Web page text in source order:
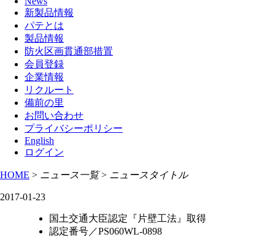
新製品情報
パテとは
製品情報
防火区画貫通部措置
会員登録
企業情報
リクルート
備前の里
お問い合わせ
プライバシーポリシー
English
ログイン
HOME > ニュース一覧 > ニュースタイトル
2017-01-23
国土交通大臣認定『片壁工法』取得
認定番号／PS060WL-0898